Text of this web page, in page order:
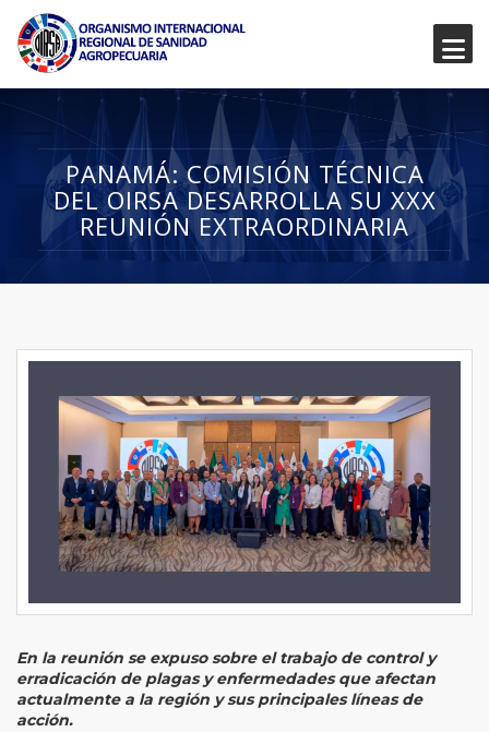
PANAMÁ: COMISIÓN TÉCNICA
DEL OIRSA DESARROLLA SU XXX
REUNIÓN EXTRAORDINARIA
En la reunión se expuso sobre el trabajo de control y
erradicación de plagas y enfermedades que afectan
actualmente a la región y sus principales líneas de
acción.